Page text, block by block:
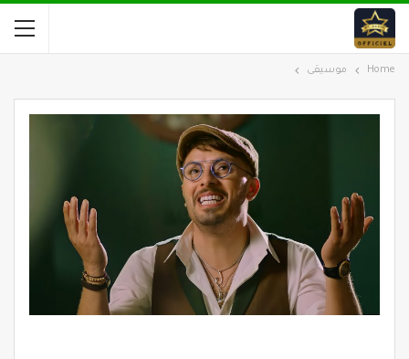
Home موسيقى